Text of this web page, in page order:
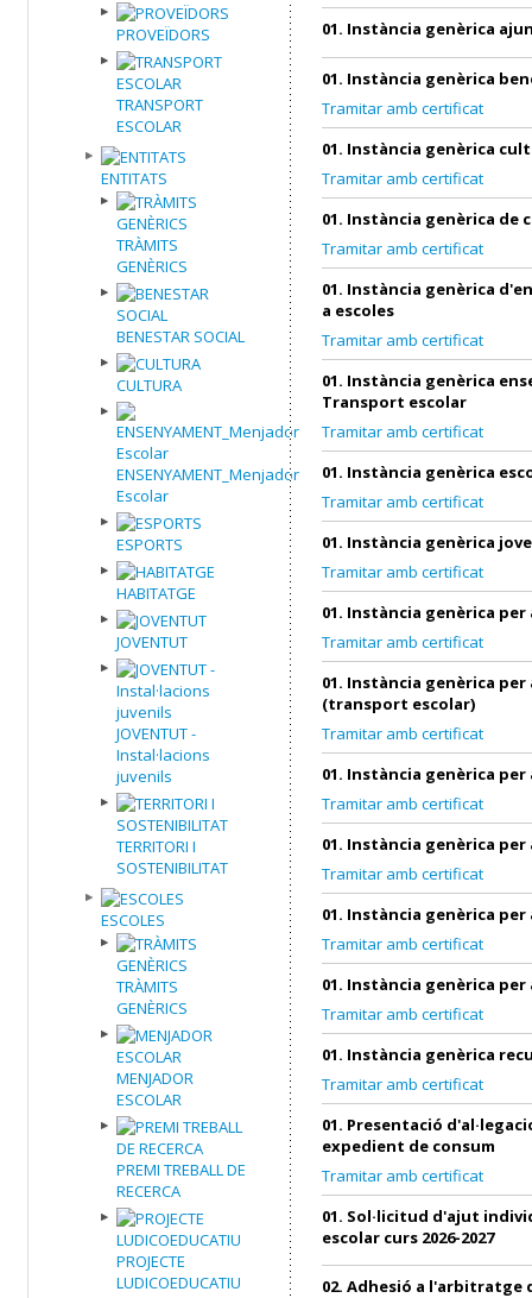
PROVEÏDORS
TRANSPORT
ESCOLAR
ENTITATS
TRÀMITS
GENÈRICS
BENESTAR SOCIAL
CULTURA
ENSENYAMENT_Menjador
Escolar
ESPORTS
HABITATGE
JOVENTUT
JOVENTUT -
Instal·lacions
juvenils
TERRITORI I
SOSTENIBILITAT
ESCOLES
TRÀMITS
GENÈRICS
MENJADOR
ESCOLAR
PREMI TREBALL DE
RECERCA
PROJECTE
LUDICOEDUCATIU
01. Instància genèrica
01. Instància genèrica
Tramitar amb certificat
01. Instància genèrica
Tramitar amb certificat
01. Instància genèrica de
Tramitar amb certificat
01. Instància genèrica
a escoles
Tramitar amb certificat
01. Instància genèrica
Transport escolar
Tramitar amb certificat
01. Instància genèrica
Tramitar amb certificat
01. Instància genèrica
Tramitar amb certificat
01. Instància genèrica per
Tramitar amb certificat
01. Instància genèrica per
(transport escolar)
Tramitar amb certificat
01. Instància genèrica
Tramitar amb certificat
01. Instància genèrica
Tramitar amb certificat
01. Instància genèrica
Tramitar amb certificat
01. Instància genèrica
Tramitar amb certificat
01. Instància genèrica
Tramitar amb certificat
01. Presentació
expedient de consum
Tramitar amb certificat
01. Sol·licitud d'ajut
escolar curs 2026-2027
02. Adhesió a l'arbitratge